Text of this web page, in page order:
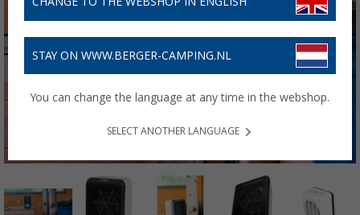
STAY ON WWW.BERGER-CAMPING.NL
You can change the language at any time in the webshop.
SELECT ANOTHER LANGUAGE